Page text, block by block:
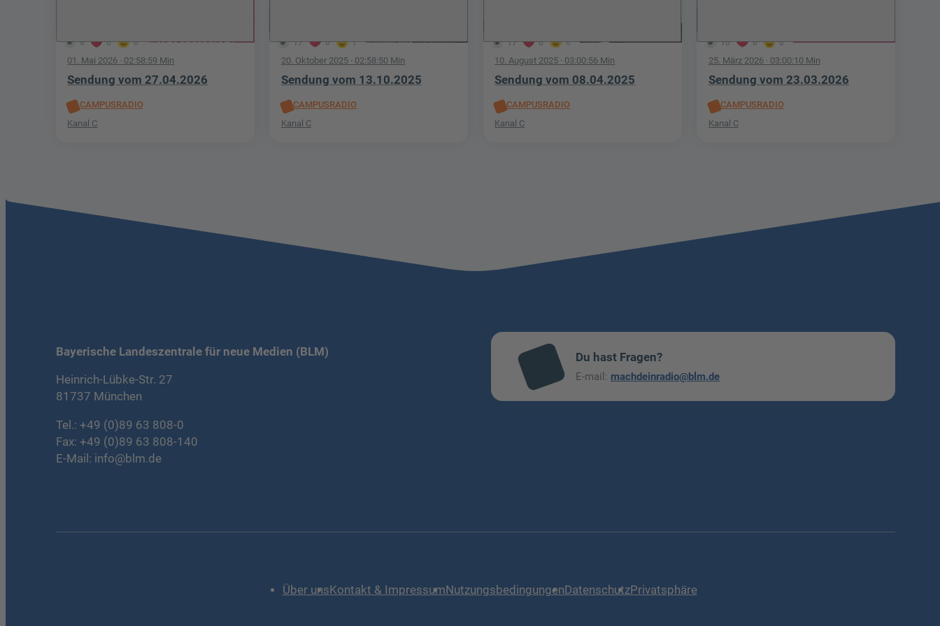
6 0 0
01. Mai 2026 · 02:58:59 Min
Sendung vom 27.04.2026
CAMPUSRADIO
Kanal C
17 0 1
20. Oktober 2025· 02:58:50 Min
Sendung vom 13.10.2025
CAMPUSRADIO
Kanal C
17 0 0
10. August 2025 · 03:00:56 Min
Sendung vom 08.04.2025
CAMPUSRADIO
Kanal C
10 0 0
25. März 2026· 03:00:10 Min
Sendung vom 23.03.2026
CAMPUSRADIO
Kanal C
Bayerische Landeszentrale für neue Medien (BLM)
Heinrich-Lübke-Str. 27
81737 München
Tel.: +49 (0)89 63 808-0
Fax: +49 (0)89 63 808-140
E-Mail: info@blm.de
mai
l
Du hast Fragen?
E-mail: machdeinradio@blm.de
Über unsKontakt & ImpressumNutzungsbedingungenDatenschutzPrivatsphäre